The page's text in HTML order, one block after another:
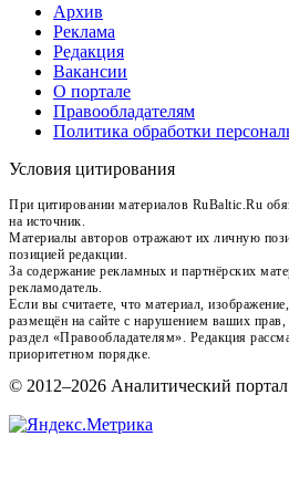
Архив
Реклама
Редакция
Вакансии
О портале
Правообладателям
Политика обработки
Условия цитирования
При цитировании материалов RuBaltic.Ru
на источник.
Материалы авторов отражают их личную
позицией редакции.
За содержание рекламных и партнёрских
рекламодатель.
Если вы считаете, что материал,
размещён на сайте с нарушением ваших прав,
раздел «Правообладателям». Редакция
приоритетном порядке.
© 2012–2026 Аналитический